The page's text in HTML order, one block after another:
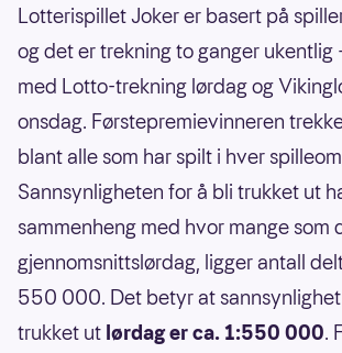
Lotterispillet Joker er basert på
og det er trekning to ganger ukentlig
med Lotto-trekning lørdag og
onsdag. Førstepremievinneren
blant alle som har spilt i hver
Sannsynligheten for å bli trukket ut
sammenheng med hvor mange som
gjennomsnittslørdag, ligger antall
550 000. Det betyr at
trukket ut lørdag er ca. 1:550 000.